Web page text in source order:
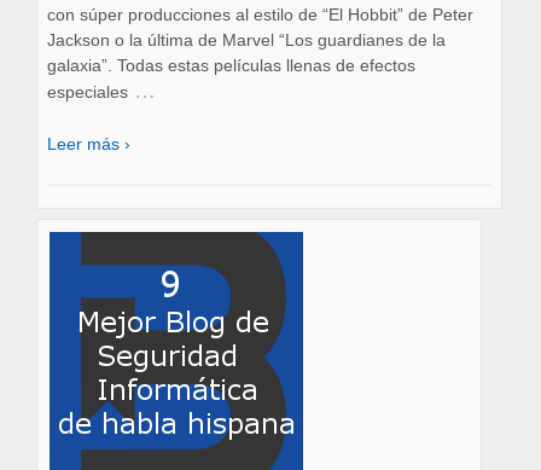
con súper producciones al estilo de “El Hobbit” de Peter
Jackson o la última de Marvel “Los guardianes de la
galaxia”. Todas estas películas llenas de efectos
especiales …
Leer más ›